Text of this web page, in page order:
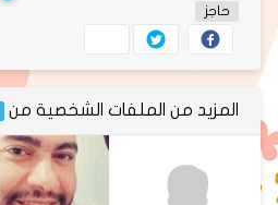
حاجز
المزيد من الملفات الشخصية من